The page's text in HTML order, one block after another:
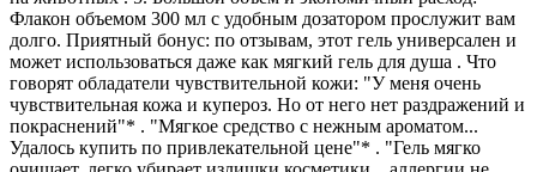
Флакон объемом 300 мл с удобным дозатором прослужит вам
долго. Приятный бонус: по отзывам, этот гель универсален и
может использоваться даже как мягкий гель для душа . Что
говорят обладатели чувствительной кожи: "У меня очень
чувствительная кожа и купероз. Но от него нет раздражений и
покраснений"* . "Мягкое средство с нежным ароматом...
Удалось купить по привлекательной цене"* . "Гель мягко